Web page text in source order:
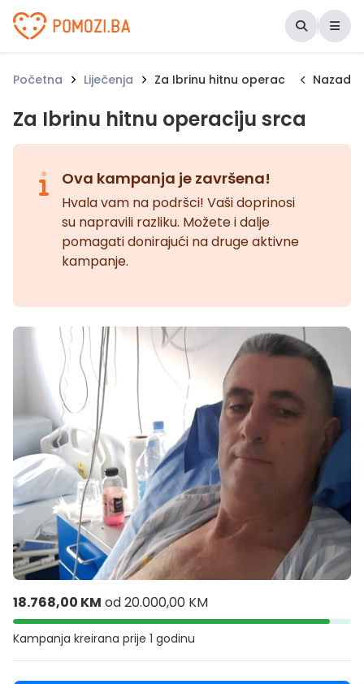
Udruženje Pomozi.ba
Početna Liječenja Za Ibrinu hitnu operaciju srcaNazad
Za Ibrinu hitnu operaciju srca
Ova kampanja je završena!
Hvala vam na podršci! Vaši doprinosi
su napravili razliku. Možete i dalje
pomagati donirajući na druge aktivne
kampanje.
18.768,00 KM od20.000,00 KM
Kampanja kreirana prije 1 godinu